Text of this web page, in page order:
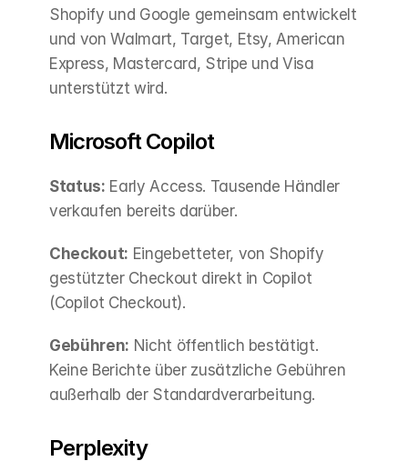
Shopify und Google gemeinsam entwickelt
und von Walmart, Target, Etsy, American
Express, Mastercard, Stripe und Visa
unterstützt wird.
Microsoft Copilot
Status: Early Access. Tausende Händler
verkaufen bereits darüber.
Checkout: Eingebetteter, von Shopify
gestützter Checkout direkt in Copilot
(Copilot Checkout).
Gebühren: Nicht öffentlich bestätigt.
Keine Berichte über zusätzliche Gebühren
außerhalb der Standardverarbeitung.
Perplexity